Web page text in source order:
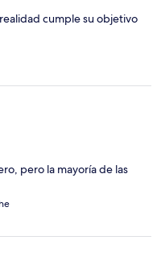
cumple su objetivo
pero la mayoría de las